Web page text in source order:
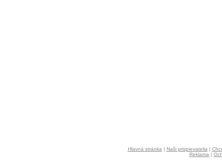
Hlavná stránka | Naši prispievatelia |
Reklama |